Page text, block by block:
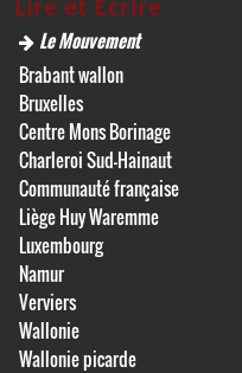
Lire et Écrire
Le Mouvement
Brabant wallon
Bruxelles
Centre Mons Borinage
Charleroi Sud-Hainaut
Communauté française
Liège Huy Waremme
Luxembourg
Namur
Verviers
Wallonie
Wallonie picarde